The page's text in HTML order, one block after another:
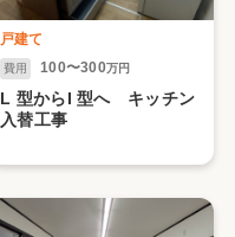
戸建て
費用 100〜300万円
L 型からI 型へ キッチン
入替工事